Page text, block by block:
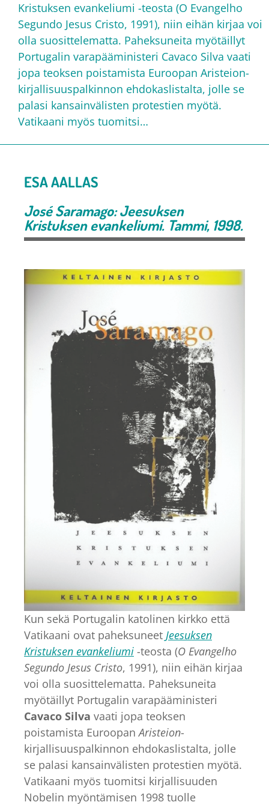
Kristuksen evankeliumi -teosta (O Evangelho
Segundo Jesus Cristo, 1991), niin eihän kirjaa voi
olla suosittelematta. Paheksuneita myötäillyt
Portugalin varapääministeri Cavaco Silva vaati
jopa teoksen poistamista Euroopan Aristeion-
kirjallisuuspalkinnon ehdokaslistalta, jolle se
palasi kansainvälisten protestien myötä.
Vatikaani myös tuomitsi…
ESA AALLAS
José Saramago: Jeesuksen
Kristuksen evankeliumi. Tammi, 1998.
Kun sekä Portugalin katolinen kirkko että
Vatikaani ovat paheksuneet Jeesuksen
Kristuksen evankeliumi -teosta (O Evangelho
Segundo Jesus Cristo, 1991), niin eihän kirjaa
voi olla suosittelematta. Paheksuneita
myötäillyt Portugalin varapääministeri
Cavaco Silva vaati jopa teoksen
poistamista EuroopanAristeion-
kirjallisuuspalkinnon ehdokaslistalta, jolle
se palasi kansainvälisten protestien myötä.
Vatikaani myös tuomitsi kirjallisuuden
Nobelin myöntämisen 1998 tuolle